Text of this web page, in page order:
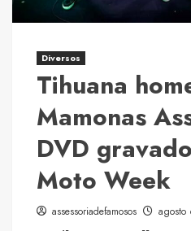
do
Diversos
Tihuana
Mamonas
DVD
Moto Week
assessoriadefamosos